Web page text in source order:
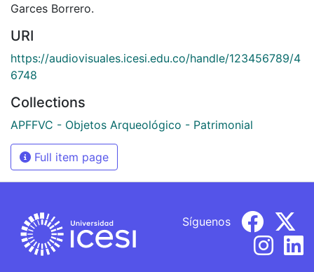
Garces Borrero.
URI
https://audiovisuales.icesi.edu.co/handle/123456789/4
6748
Collections
APFFVC - Objetos Arqueológico - Patrimonial
Full item page
Síguenos